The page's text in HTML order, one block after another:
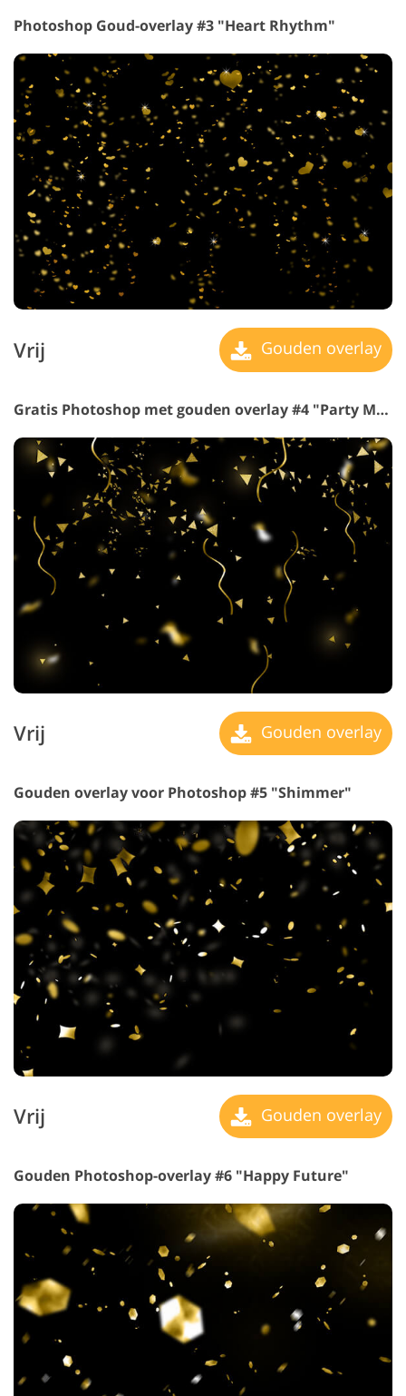
Photoshop Goud-overlay #3 "Heart Rhythm"
Vrij Gouden overlay
Gratis Photoshop met gouden overlay #4 "Party Mood"
Vrij Gouden overlay
Gouden overlay voor Photoshop #5 "Shimmer"
Vrij Gouden overlay
Gouden Photoshop-overlay #6 "Happy Future"